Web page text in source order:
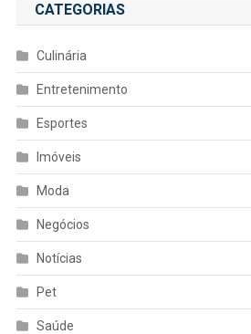
CATEGORIAS
Culinária
Entretenimento
Esportes
Imóveis
Moda
Negócios
Notícias
Pet
Saúde